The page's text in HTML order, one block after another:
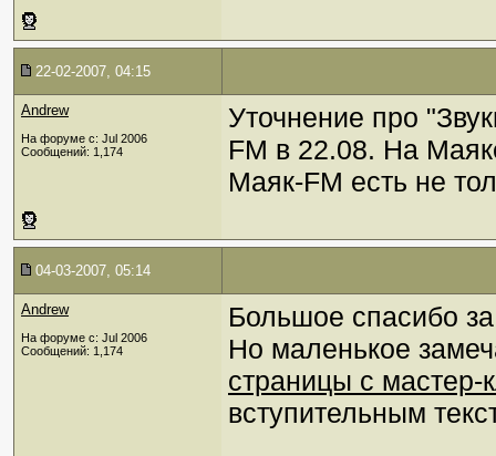
22-02-2007, 04:15
Andrew
На форуме с: Jul 2006
Сообщений: 1,174
Уточнение про
FM в 22.08. На
Маяк-FM есть не
04-03-2007, 05:14
Andrew
На форуме с: Jul 2006
Сообщений: 1,174
Большое спасибо
Но маленькое
страницы с мастер-
вступительным